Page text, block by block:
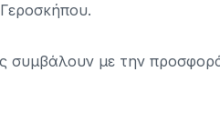
συμβάλουν με την